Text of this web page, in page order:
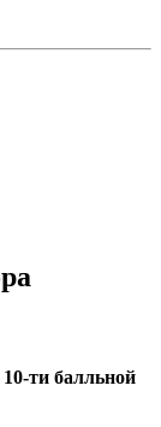
ти балльной